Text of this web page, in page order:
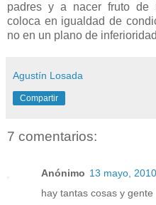
padres y a nacer fruto de
coloca en igualdad de
no en un plano de
Agustín Losada
Compartir
7 comentarios:
Anónimo 13 mayo,
hay tantas cosas y